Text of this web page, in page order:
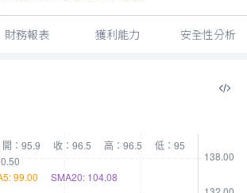
財務報表 獲利能力 安全性分析